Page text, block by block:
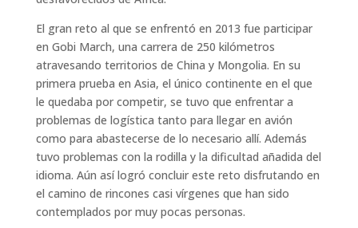
El gran reto al que se enfrentó en 2013 fue participar
en Gobi March, una carrera de 250 kilómetros
atravesando territorios de China y Mongolia. En su
primera prueba en Asia, el único continente en el que
le quedaba por competir, se tuvo que enfrentar a
problemas de logística tanto para llegar en avión
como para abastecerse de lo necesario allí. Además
tuvo problemas con la rodilla y la dificultad añadida del
idioma. Aún así logró concluir este reto disfrutando en
el camino de rincones casi vírgenes que han sido
contemplados por muy pocas personas.